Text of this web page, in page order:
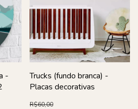
-
Trucks (fundo branca) -
Placas decorativas
R$60,00